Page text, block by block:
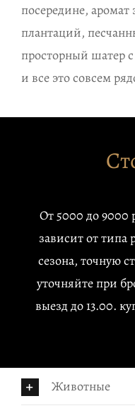
посередине,
плантаций,
просторный шатер
и все это совсем
От 5000 до 9000
зависит от
сезона, точную
уточняйте при
выезд до 13.00.
Животные